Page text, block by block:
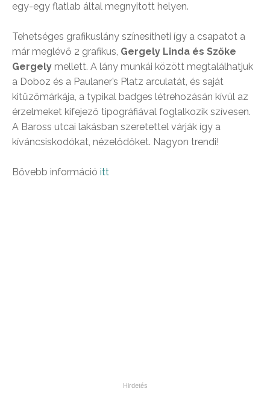
egy-egy flatlab által megnyitott helyen.
Tehetséges grafikuslány színesítheti így a csapatot a
már meglévő 2 grafikus, Gergely Linda és Szőke
Gergely mellett. A lány munkái között megtalálhatjuk
a Doboz és a Paulaner’s Platz arculatát, és saját
kitűzőmárkája, a typikal badges létrehozásán kívül az
érzelmeket kifejező tipográfiával foglalkozik szívesen.
A Baross utcai lakásban szeretettel várják így a
kíváncsiskodókat, nézelődőket. Nagyon trendi!
Bővebb információ itt